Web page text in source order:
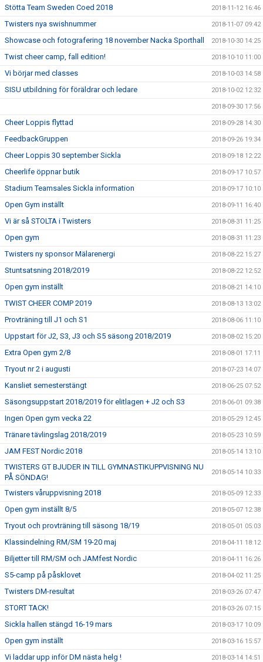
Stötta Team Sweden Coed 2018 2018-11-12 16:46
Twisters nya swishnummer 2018-11-07 09:42
Showcase och fotografering 18 november Nacka Sporthall 2018-10-30 14:25
Twist cheer camp, fall edition! 2018-10-10 11:00
Vi börjar med classes 2018-10-03 14:58
SISU utbildning för föräldrar och ledare 2018-10-02 12:32
2018-09-30 17:56
Cheer Loppis flyttad 2018-09-28 14:30
FeedbackGruppen 2018-09-26 19:34
Cheer Loppis 30 september Sickla 2018-09-18 12:22
Cheerlife öppnar butik 2018-09-17 10:57
Stadium Teamsales Sickla information 2018-09-17 10:10
Open Gym inställt 2018-09-11 16:40
Vi är så STOLTA i Twisters 2018-08-31 11:25
Open gym 2018-08-31 11:23
Twisters ny sponsor Mälarenergi 2018-08-22 15:27
Stuntsatsning 2018/2019 2018-08-22 12:52
Open gym inställt 2018-08-21 14:10
TWIST CHEER COMP 2019 2018-08-13 13:02
Provträning till J1 och S1 2018-08-06 11:10
Uppstart för J2, S3, J3 och S5 säsong 2018/2019 2018-08-02 15:20
Extra Open gym 2/8 2018-08-01 17:11
Tryout nr 2 i augusti 2018-07-23 14:07
Kansliet semesterstängt 2018-06-25 07:52
Säsongsuppstart 2018/2019 för elitlagen + J2 och S3 2018-06-01 09:38
Ingen Open gym vecka 22 2018-05-29 12:45
Tränare tävlingslag 2018/2019 2018-05-23 10:59
JAM FEST Nordic 2018 2018-05-14 13:10
TWISTERS GT BJUDER IN TILL GYMNASTIKUPPVISNING NU
PÅ SÖNDAG!
2018-05-14 10:33
Twisters våruppvisning 2018 2018-05-09 12:33
Open gym inställt 8/5 2018-05-07 12:38
Tryout och provträning till säsong 18/19 2018-05-01 05:03
Klassindelning RM/SM 19-20 maj 2018-04-11 18:12
Biljetter till RM/SM och JAMfest Nordic 2018-04-11 16:26
S5-camp på påsklovet 2018-04-02 11:25
Twisters DM-resultat 2018-03-26 07:47
STORT TACK! 2018-03-26 07:15
Sickla hallen stängd 16-19 mars 2018-03-17 10:09
Open gym inställt 2018-03-16 15:57
Vi laddar upp inför DM nästa helg ! 2018-03-14 14:51